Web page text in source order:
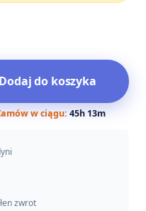
Dodaj do koszyka
w ciągu: 45h 13m
zwrot